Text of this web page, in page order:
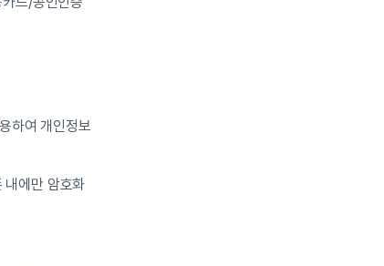
하여 개인정보
내에만 암호화